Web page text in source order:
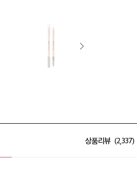
상품리뷰 2,337